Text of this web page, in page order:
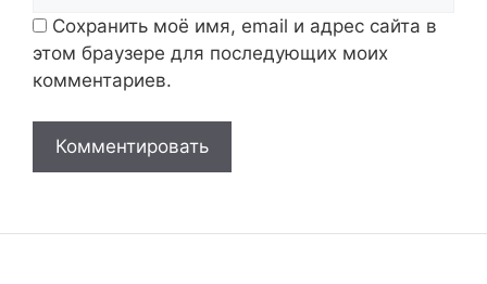
Сохранить моё имя, email и адрес сайта в
этом браузере для последующих моих
комментариев.